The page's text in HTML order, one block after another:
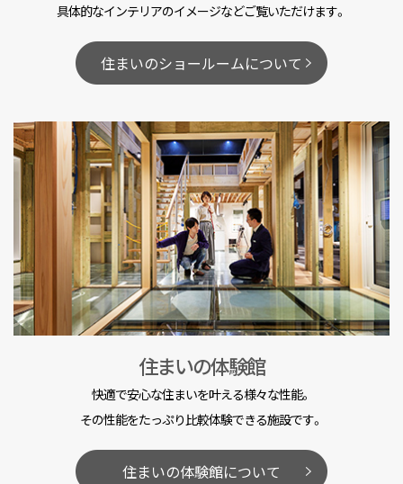
具体的なインテリアのイメージなどご覧いただけます。
住まいのショールームについて
住まいの体験館
快適で安心な住まいを叶える様々な性能。
その性能をたっぷり比較体験できる施設です。
住まいの体験館について